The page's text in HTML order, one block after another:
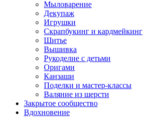
Мыловарение
Декупаж
Игрушки
Скрапбукинг и кардмейкинг
Шитье
Вышивка
Рукоделие с детьми
Оригами
Канзаши
Поделки и мастер-классы
Валяние из шерсти
Закрытое сообщество
Вдохновение